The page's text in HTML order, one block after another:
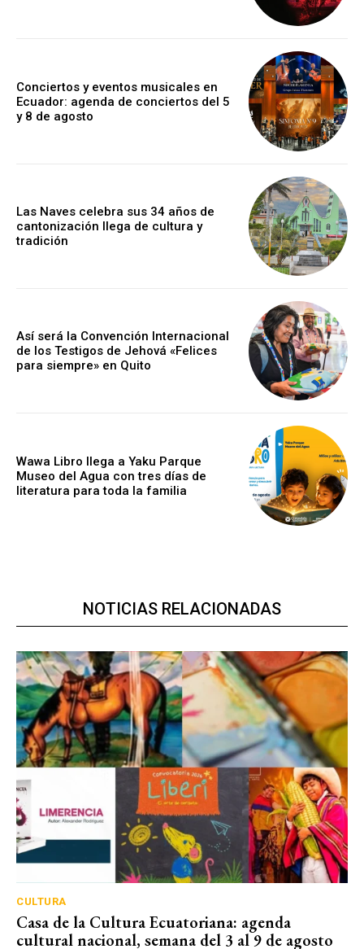
Conciertos y eventos musicales en
Ecuador: agenda de conciertos del 5
y 8 de agosto
Las Naves celebra sus 34 años de
cantonización llega de cultura y
tradición
Así será la Convención Internacional
de los Testigos de Jehová «Felices
para siempre» en Quito
Wawa Libro llega a Yaku Parque
Museo del Agua con tres días de
literatura para toda la familia
NOTICIAS RELACIONADAS
CULTURA
Casa de la Cultura Ecuatoriana: agenda
cultural nacional, semana del 3 al 9 de agosto